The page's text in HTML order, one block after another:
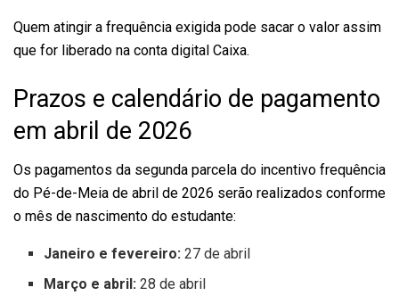
Quem atingir a frequência exigida pode sacar o valor assim
que for liberado na conta digital Caixa.
Prazos e calendário de pagamento
em abril de 2026
Os pagamentos da segunda parcela do incentivo frequência
do Pé-de-Meia de abril de 2026 serão realizados conforme
o mês de nascimento do estudante:
Janeiro e fevereiro: 27 de abril
Março e abril: 28 de abril